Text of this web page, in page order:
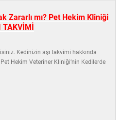
Zararlı mı? Pet Hekim Kliniği
TAKVİMİ
Kedinizin aşı takvimi hakkında
Hekim Veteriner Kliniği’nin Kedilerde